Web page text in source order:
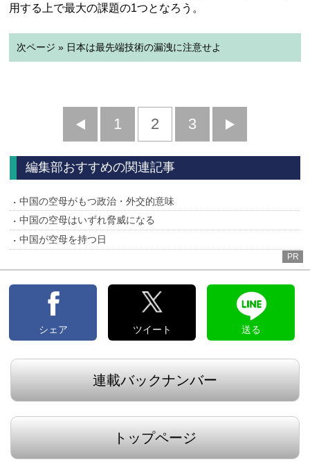
用する上で最大の課題の1つとなろう。
次ページ » 日本は最先端技術の漏洩に注意せよ
前
へ
1 2 3
へ
編集部おすすめの関連記事
中国の空母がもつ政治・外交的意味
中国の空母はいずれ脅威になる
中国が空母を持つ日
PR
シェア ツイート 送る
連載バックナンバー
トップページ